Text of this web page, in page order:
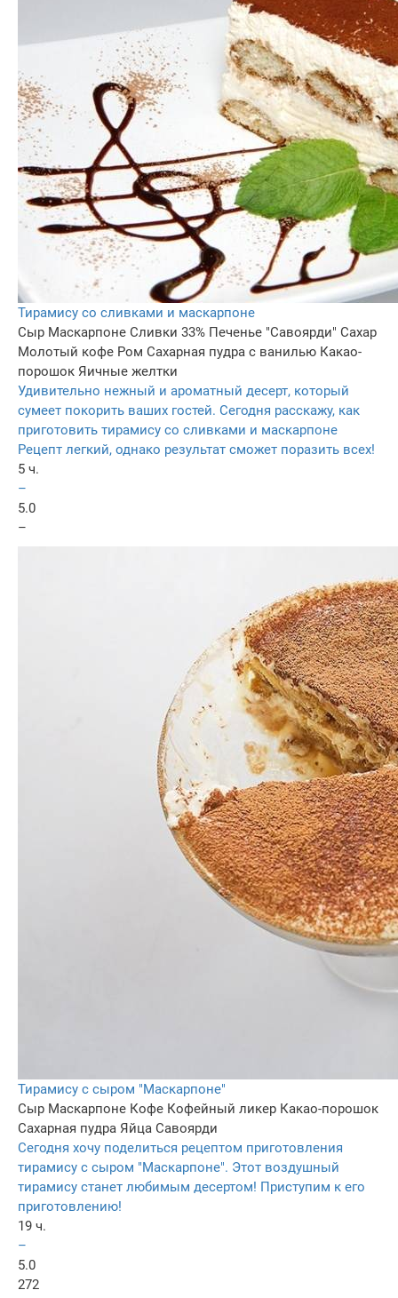
Тирамису со сливками и маскарпоне
Сыр Маскарпоне Сливки 33% Печенье "Савоярди" Сахар
Молотый кофе Ром Сахарная пудра с ванилью Какао-
порошок Яичные желтки
Удивительно нежный и ароматный десерт, который
сумеет покорить ваших гостей. Сегодня расскажу, как
приготовить тирамису со сливками и маскарпоне
Рецепт легкий, однако результат сможет поразить всех!
5 ч.
–
5.0
–
Тирамису с сыром "Маскарпоне"
Сыр Маскарпоне Кофе Кофейный ликер Какао-порошок
Сахарная пудра Яйца Савоярди
Сегодня хочу поделиться рецептом приготовления
тирамису с сыром "Маскарпоне". Этот воздушный
тирамису станет любимым десертом! Приступим к его
приготовлению!
19 ч.
–
5.0
272